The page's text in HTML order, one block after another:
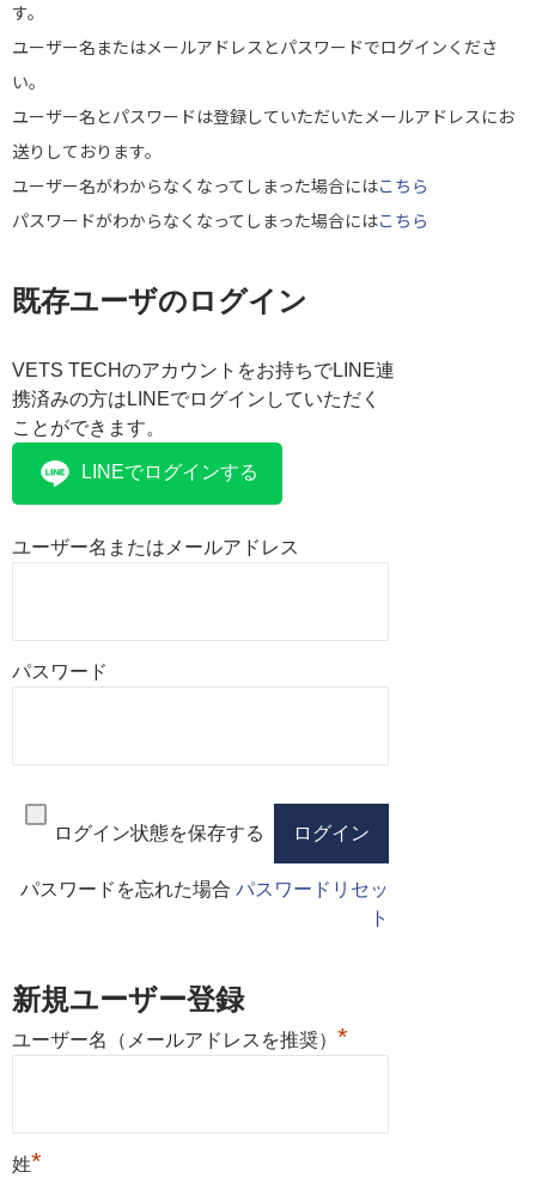
す。
ユーザー名またはメールアドレスとパスワードでログインくださ
い。
ユーザー名とパスワードは登録していただいたメールアドレスにお
送りしております。
ユーザー名がわからなくなってしまった場合にはこちら
パスワードがわからなくなってしまった場合にはこちら
VETS TECHのアカウントをお持ちでLINE連
携済みの方はLINEでログインしていただく
ことができます。
LINEでログインする
既存ユーザのログイン
ユーザー名またはメールアドレス
パスワード
ログイン状態を保存する
パスワードを忘れた場合 パスワードリセッ
ト
新規ユーザー登録
ユーザー名（メールアドレスを推奨） *
姓*